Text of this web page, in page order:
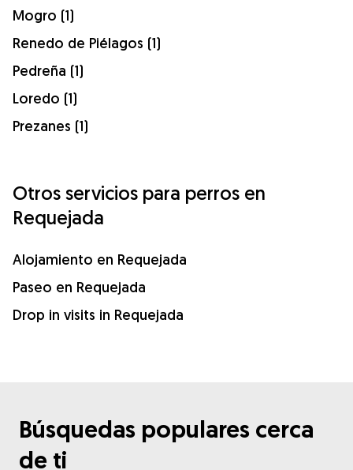
Mogro (1)
Renedo de Piélagos (1)
Pedreña (1)
Loredo (1)
Prezanes (1)
Otros servicios para perros en
Requejada
Alojamiento en Requejada
Paseo en Requejada
Drop in visits in Requejada
Búsquedas populares cerca
de ti